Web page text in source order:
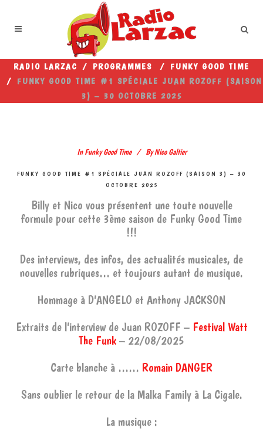
RADIO LARZAC / PROGRAMMES / FUNKY GOOD TIME
/ FUNKY GOOD TIME #1 SPÉCIALE JUAN ROZOFF (SAISON
3) – 30 OCTOBRE 2025
In Funky Good Time By Nico Galtier
FUNKY GOOD TIME #1 SPÉCIALE JUAN ROZOFF (SAISON 3) – 30
OCTOBRE 2025
Billy et Nico vous présentent une toute nouvelle
formule pour cette 3ème saison de Funky Good Time
!!!
Des interviews, des infos, des actualités musicales, de
nouvelles rubriques… et toujours autant de musique.
Hommage à D’ANGELO et Anthony JACKSON
Extraits de l’interview de Juan ROZOFF – Festival Watt
The Funk – 22/08/2025
Carte blanche à …… Romain DANGER
Sans oublier le retour de la Malka Family à La Cigale.
La musique :